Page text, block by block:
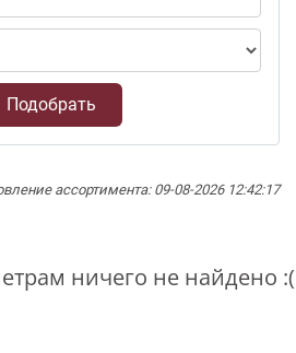
Подобрать
ассортимента: 09-08-2026 12:42:17
ничего не найдено :(